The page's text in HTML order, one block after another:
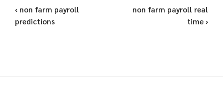
‹ non farm payroll
predictions
non farm payroll real
time ›